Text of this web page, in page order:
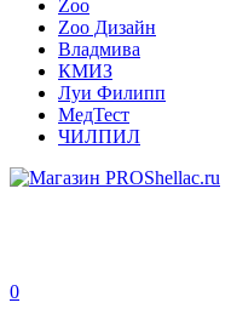
Zoo
Zoo Дизайн
Владмива
КМИЗ
Луи Филипп
МедТест
ЧИЛПИЛ
0